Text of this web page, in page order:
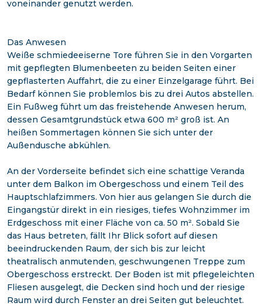
voneinander genutzt werden.
Das Anwesen
Weiße schmiedeeiserne Tore führen Sie in den Vorgarten
mit gepflegten Blumenbeeten zu beiden Seiten einer
gepflasterten Auffahrt, die zu einer Einzelgarage führt. Bei
Bedarf können Sie problemlos bis zu drei Autos abstellen.
Ein Fußweg führt um das freistehende Anwesen herum,
dessen Gesamtgrundstück etwa 600 m² groß ist. An
heißen Sommertagen können Sie sich unter der
Außendusche abkühlen.
An der Vorderseite befindet sich eine schattige Veranda
unter dem Balkon im Obergeschoss und einem Teil des
Hauptschlafzimmers. Von hier aus gelangen Sie durch die
Eingangstür direkt in ein riesiges, tiefes Wohnzimmer im
Erdgeschoss mit einer Fläche von ca. 50 m². Sobald Sie
das Haus betreten, fällt Ihr Blick sofort auf diesen
beeindruckenden Raum, der sich bis zur leicht
theatralisch anmutenden, geschwungenen Treppe zum
Obergeschoss erstreckt. Der Boden ist mit pflegeleichten
Fliesen ausgelegt, die Decken sind hoch und der riesige
Raum wird durch Fenster an drei Seiten gut beleuchtet.